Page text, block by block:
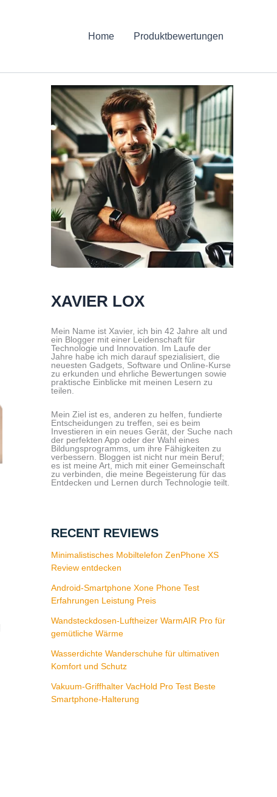
Home Produktbewertungen
XAVIER LOX
Mein Name ist Xavier, ich bin 42 Jahre alt und
ein Blogger mit einer Leidenschaft für
Technologie und Innovation. Im Laufe der
Jahre habe ich mich darauf spezialisiert, die
neuesten Gadgets, Software und Online-Kurse
zu erkunden und ehrliche Bewertungen sowie
praktische Einblicke mit meinen Lesern zu
teilen.
Mein Ziel ist es, anderen zu helfen, fundierte
Entscheidungen zu treffen, sei es beim
Investieren in ein neues Gerät, der Suche nach
der perfekten App oder der Wahl eines
Bildungsprogramms, um ihre Fähigkeiten zu
verbessern. Bloggen ist nicht nur mein Beruf;
es ist meine Art, mich mit einer Gemeinschaft
zu verbinden, die meine Begeisterung für das
Entdecken und Lernen durch Technologie teilt.
RECENT REVIEWS
Minimalistisches Mobiltelefon ZenPhone XS
Review entdecken
Android-Smartphone Xone Phone Test
Erfahrungen Leistung Preis
Wandsteckdosen-Luftheizer WarmAIR Pro für
gemütliche Wärme
Wasserdichte Wanderschuhe für ultimativen
Komfort und Schutz
Vakuum-Griffhalter VacHold Pro Test Beste
Smartphone-Halterung